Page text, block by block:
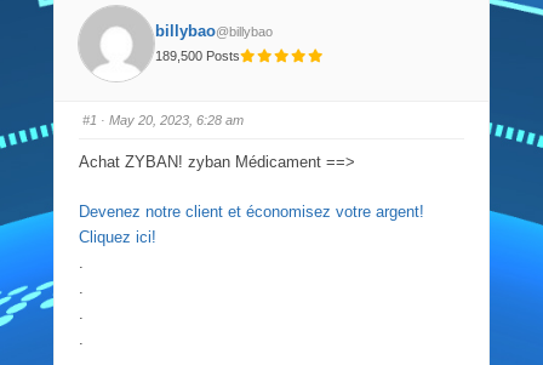
billybao@billybao
189,500 Posts
#1 · May 20, 2023, 6:28 am
Achat ZYBAN! zyban Médicament ==>
Devenez notre client et économisez votre argent!
Cliquez ici!